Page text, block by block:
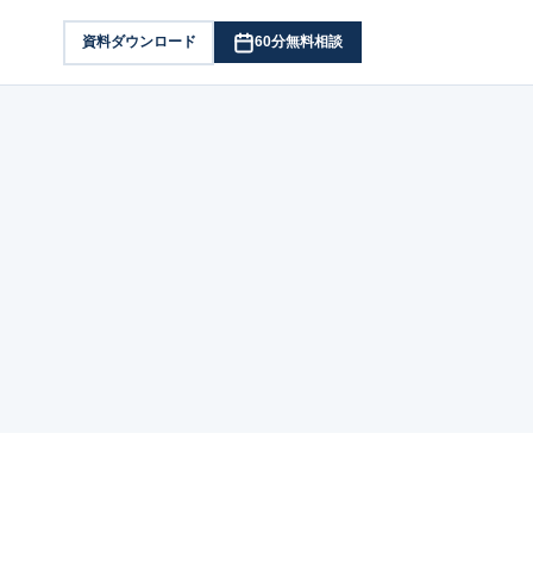
資料ダウンロード 60分無料相談